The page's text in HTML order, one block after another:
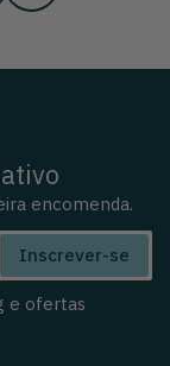
encomenda.
Inscrever-se
e ofertas